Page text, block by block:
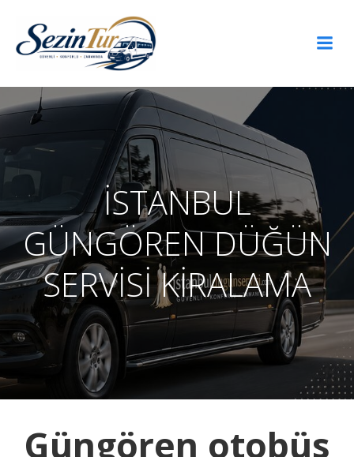
İSTANBUL
GÜNGÖREN DÜĞÜN
SERVİSİ KİRALAMA
Güngören otobüs